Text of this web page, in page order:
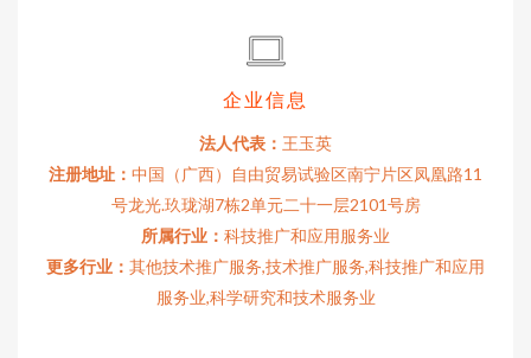
企业信息
法人代表： 王玉英
注册地址： 中国（广西）自由贸易试验区南宁片区凤凰路11
号龙光.玖珑湖7栋2单元二十一层2101号房
所属行业： 科技推广和应用服务业
更多行业： 其他技术推广服务,技术推广服务,科技推广和应用
服务业,科学研究和技术服务业